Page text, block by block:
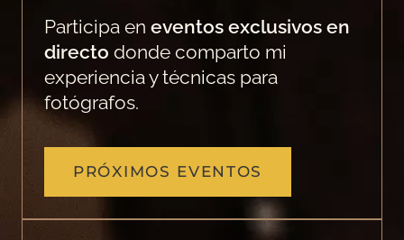
Participa en eventos exclusivos en
directo donde comparto mi
experiencia y técnicas para
fotógrafos.
PRÓXIMOS EVENTOS